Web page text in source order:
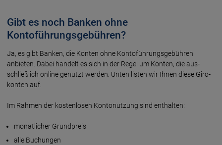
Gibt es noch Banken ohne
Kontoführungsgebühren?
Ja, es gibt Banken, die Konten ohne Konto­führungs­gebühren
anbieten. Dabei handelt es sich in der Regel um Konten, die aus­
schließlich online genutzt werden. Unten listen wir Ihnen diese Giro­
konten auf.
Im Rahmen der kosten­lo­sen Konto­nut­zung sind ent­hal­ten:
monatlicher Grundpreis
alle Buchungen